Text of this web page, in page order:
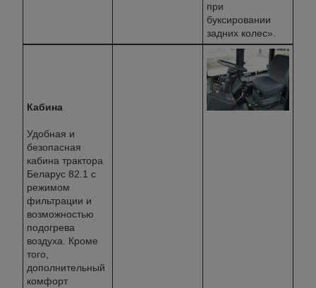
при
буксировании
задних колес».
Кабина
Удобная и
безопасная
кабина трактора
Беларус 82.1 с
режимом
фильтрации и
возможностью
подогрева
воздуха. Кроме
того,
дополнительный
комфорт